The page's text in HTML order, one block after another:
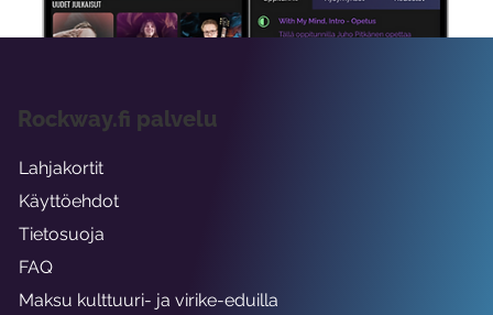
Rockway.fi palvelu
Lahjakortit
Käyttöehdot
Tietosuoja
FAQ
Maksu kulttuuri- ja virike-eduilla